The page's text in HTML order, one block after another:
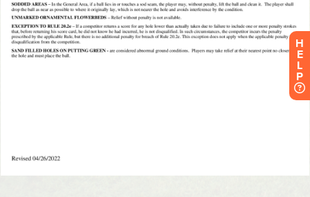
H
E
L
P